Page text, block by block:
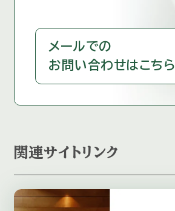
メールでの
お問い合わせはこちら
関連サイトリンク